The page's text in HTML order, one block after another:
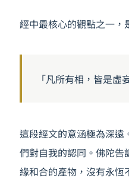
經中最核心的觀點之一，
「凡所有相，皆是虛
這段經文的意涵極為深
們對自我的認同。佛陀
緣和合的產物，沒有永恆